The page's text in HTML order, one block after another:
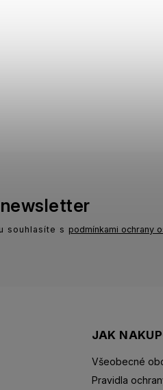
JAK
Všeobecné
Pravidla
souhlasíte s podmínkami ochrany